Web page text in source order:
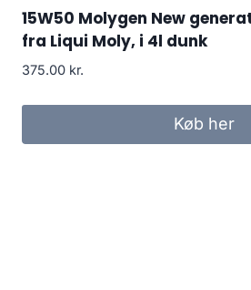
15W50 Molygen New
fra Liqui Moly, i 4l dunk
375.00 kr.
Køb her